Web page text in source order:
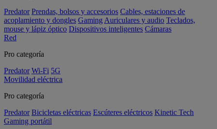
Predator Prendas, bolsos y accesorios Cables, estaciones de
acoplamiento y dongles Gaming Auriculares y audio Teclados,
mouse y lápiz óptico Dispositivos inteligentes Cámaras
Red
Pro categoría
Predator Wi-Fi 5G
Movilidad eléctrica
Pro categoría
Predator Bicicletas eléctricas Escúteres eléctricos Kinetic Tech
Gaming portátil